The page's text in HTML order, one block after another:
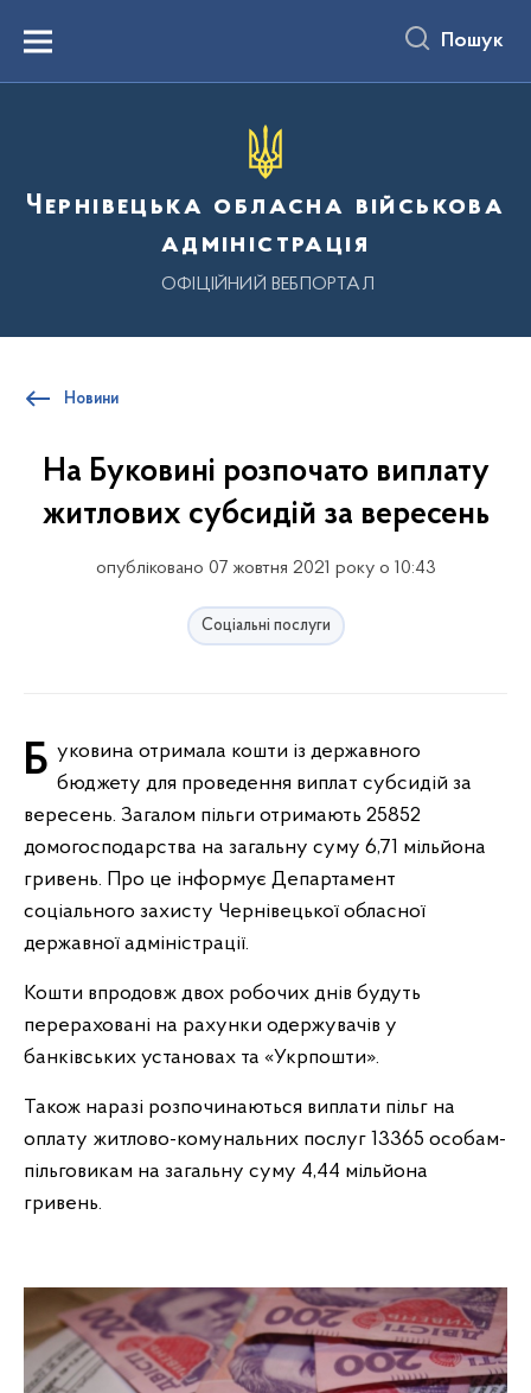
вмістуMenu Пошук
Чернівецька обласна військова
адміністрація
ОФІЦІЙНИЙ ВЕБПОРТАЛ
Новини
На Буковині розпочато виплату
житлових субсидій за вересень
опубліковано 07 жовтня 2021 року о 10:43
Соціальні послуги
Буковина отримала кошти із державного бюджету для проведення виплат субсидій за
вересень. Загалом пільги отримають 25852
домогосподарства на загальну суму 6,71 мільйона
гривень. Про це інформує Департамент
соціального захисту Чернівецької обласної
державної адміністрації.
Кошти впродовж двох робочих днів будуть
перераховані на рахунки одержувачів у
банківських установах та «Укрпошти».
Також наразі розпочинаються виплати пільг на
оплату житлово-комунальних послуг 13365 особам-
пільговикам на загальну суму 4,44 мільйона
гривень.